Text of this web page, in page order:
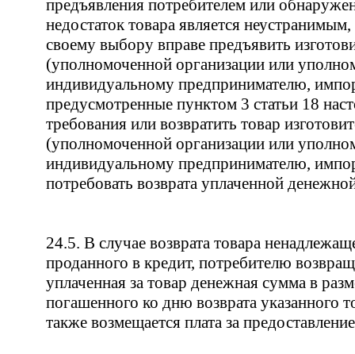
предъявления потребителем или
недостаток товара является
своему выбору вправе предъявить
(уполномоченной организации или
индивидуальному предпринимателю,
предусмотренные пунктом 3 статьи 18
требования или возвратить товар
(уполномоченной организации или
индивидуальному предпринимателю,
потребовать возврата уплаченной
24.5. В случае возврата товара
проданного в кредит, потребителю
уплаченная за товар денежная сумма в
погашенного ко дню возврата указанного
также возмещается плата за